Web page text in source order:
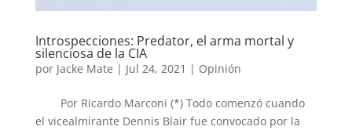
Introspecciones: Predator, el arma mortal y
silenciosa de la CIA
por Jacke Mate | Jul 24, 2021 | Opinión
Por Ricardo Marconi (*) Todo comenzó cuando
el vicealmirante Dennis Blair fue convocado por la